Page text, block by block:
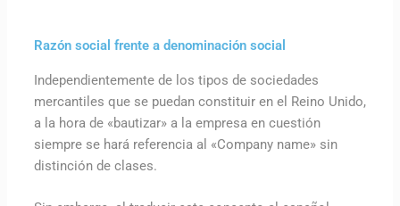
Razón social frente a denominación social
Independientemente de los tipos de sociedades
mercantiles que se puedan constituir en el Reino Unido,
a la hora de «bautizar» a la empresa en cuestión
siempre se hará referencia al «Company name» sin
distinción de clases.